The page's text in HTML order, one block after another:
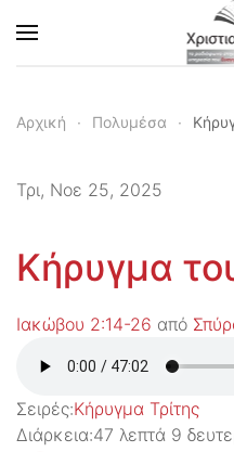
Skip to main content
Αρχική Πολυμέσα
Τρι, Νοε 25, 2025
Κήρυγμα
Ιακώβου 2:14-26 από
Σειρές:Kήρυγμα Τρίτης
Διάρκεια:47 λεπτά 9